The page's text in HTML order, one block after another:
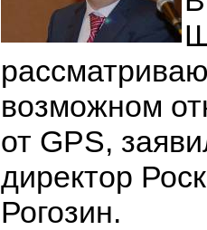
возможном
от GPS,
директор
Рогозин.